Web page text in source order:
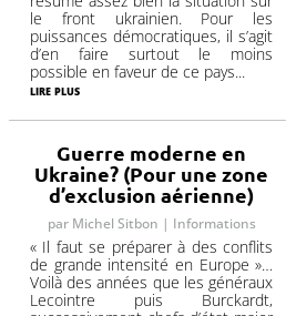
le front ukrainien. Pour les
puissances démocratiques, il s’agit
d’en faire surtout le moins
possible en faveur de ce pays...
lire plus
Guerre moderne en
Ukraine? (Pour une zone
d’exclusion aérienne)
par Michel Sitbon | Informations
« Il faut se préparer à des conflits
de grande intensité en Europe »…
Voilà des années que les généraux
Lecointre puis Burckardt,